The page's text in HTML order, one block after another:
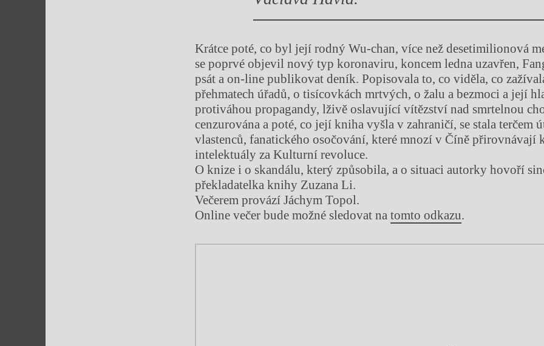
Krátce poté, co byl její rodný Wu-chan, více než desetimilionová
se poprvé objevil nový typ koronaviru, koncem ledna uzavřen,
psát a on-line publikovat deník. Popisovala to, co viděla, co
přehmatech úřadů, o tisícovkách mrtvých, o žalu a bezmoci a její
protiváhou propagandy, lživě oslavující vítězství nad smrtelnou
cenzurována a poté, co její kniha vyšla v zahraničí, se stala terčem
vlastenců, fanatického osočování, které mnozí v Číně přirovnávají
intelektuály za Kulturní revoluce.
O knize i o skandálu, který způsobila, a o situaci autorky hovoří
překladatelka knihy Zuzana Li.
Večerem provází Jáchym Topol.
Online večer bude možné sledovat natomto odkazu.